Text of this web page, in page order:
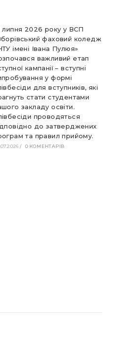
липня 2026 року у ВСП
фаховий коледж
імені Івана Пулюя»
важливий етап
кампанії – вступні
у формі
для вступників, які
стати студентами
закладу освіти.
проводяться
до затверджених
та правил прийому.
/ 0 КОМЕНТАРІВ